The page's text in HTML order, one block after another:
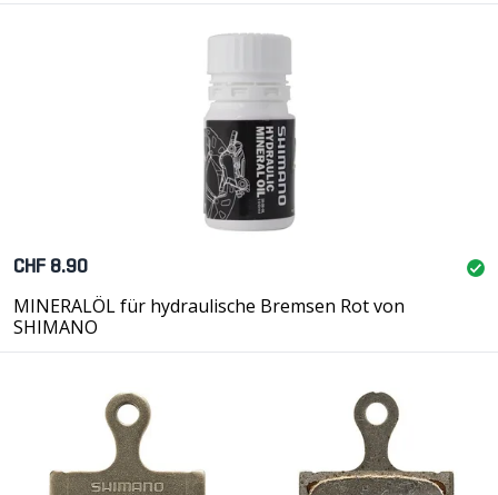
CHF 8.90
MINERALÖL für hydraulische Bremsen Rot von
SHIMANO